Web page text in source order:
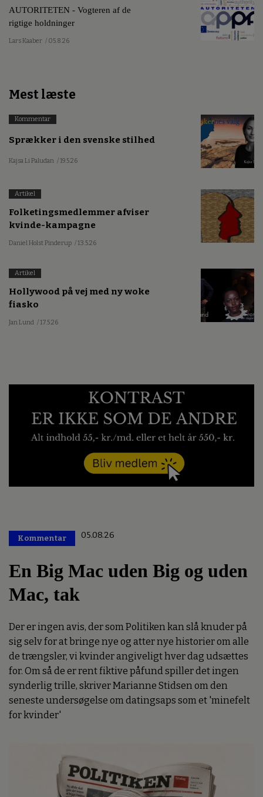
AUTORITETEN - Vogteren af de
rigtige holdninger
Lars Kaaber / 05.8.26
Mest læste
Kommentar
Sprækker i den svenske stilhed
Kajsa Li Paludan / 19.5.26
Artikel
Folketingsmedlemmer afviser
kvinde-kampagne
Daniel Holst Pinderup / 13.5.26
Artikel
Hollywood på vej med ny woke
fiasko
Jan Lund / 17.5.26
Kommentar 05.08.26
En Big Mac uden Big og uden
Mac, tak
Der er ingen avis, der som Politiken kan slå knuder på
sig selv for at bringe nye og atter nye historier om alle
de trængsler, vi kvinder angiveligt hver dag udsættes
for. Om så de er rent fiktive påfund spiller det ingen
synderlig trille, skriver Marianne Stidsen om den
seneste undersøgelse om datingsaps som et 'minefelt
for kvinder'